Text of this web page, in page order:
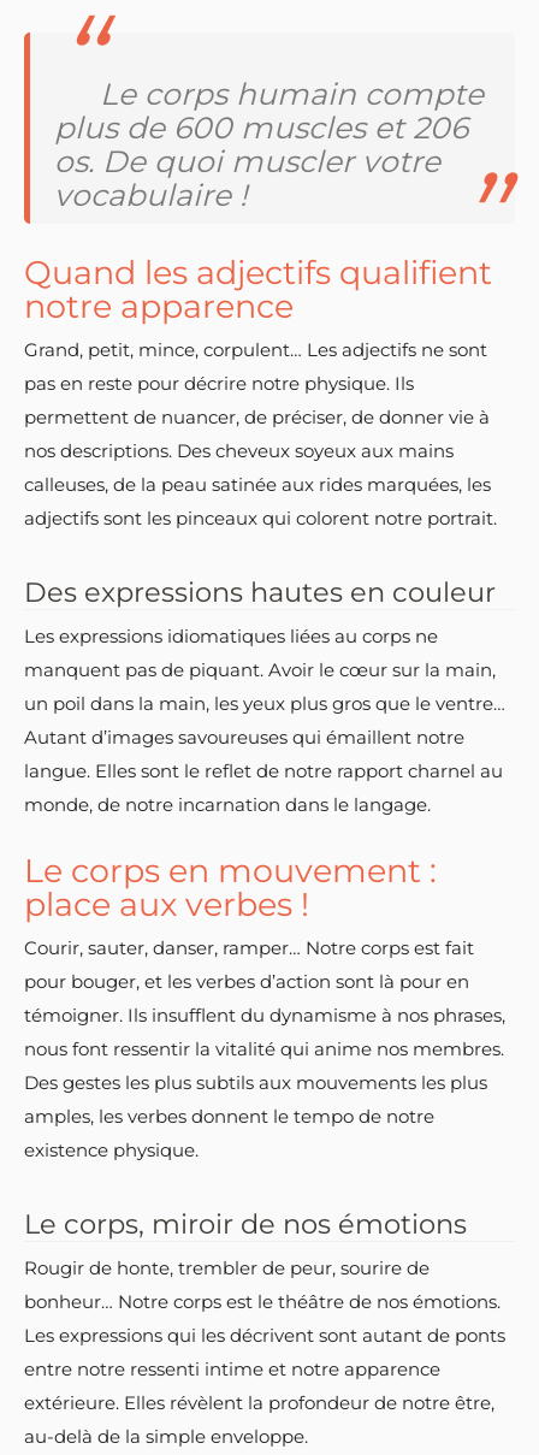
Le corps humain compte
plus de 600 muscles et 206
os. De quoi muscler votre
vocabulaire !
Quand les adjectifs qualifient
notre apparence
Grand, petit, mince, corpulent… Les adjectifs ne sont
pas en reste pour décrire notre physique. Ils
permettent de nuancer, de préciser, de donner vie à
nos descriptions. Des cheveux soyeux aux mains
calleuses, de la peau satinée aux rides marquées, les
adjectifs sont les pinceaux qui colorent notre portrait.
Des expressions hautes en couleur
Les expressions idiomatiques liées au corps ne
manquent pas de piquant. Avoir le cœur sur la main,
un poil dans la main, les yeux plus gros que le ventre…
Autant d’images savoureuses qui émaillent notre
langue. Elles sont le reflet de notre rapport charnel au
monde, de notre incarnation dans le langage.
Le corps en mouvement :
place aux verbes !
Courir, sauter, danser, ramper… Notre corps est fait
pour bouger, et les verbes d’action sont là pour en
témoigner. Ils insufflent du dynamisme à nos phrases,
nous font ressentir la vitalité qui anime nos membres.
Des gestes les plus subtils aux mouvements les plus
amples, les verbes donnent le tempo de notre
existence physique.
Le corps, miroir de nos émotions
Rougir de honte, trembler de peur, sourire de
bonheur… Notre corps est le théâtre de nos émotions.
Les expressions qui les décrivent sont autant de ponts
entre notre ressenti intime et notre apparence
extérieure. Elles révèlent la profondeur de notre être,
au-delà de la simple enveloppe.